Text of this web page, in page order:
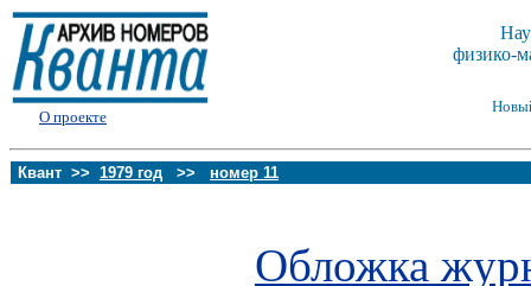
О проекте
физико-
Квант >> 1979 год >> номер 11
Обложка